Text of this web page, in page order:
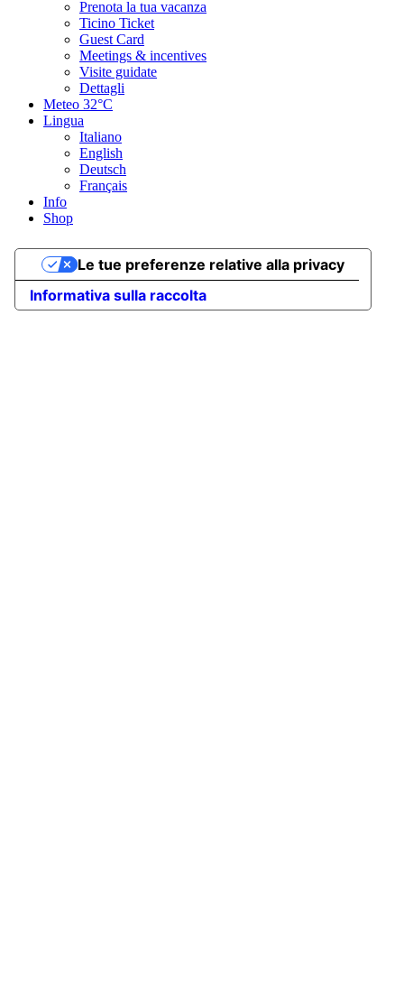
Prenota la tua vacanza
Ticino Ticket
Guest Card
Meetings & incentives
Visite guidate
Dettagli
Meteo 32°C
Lingua
Italiano
English
Deutsch
Français
Info
Shop
Informativa sulla raccolta
Le tue preferenze relative alla privacy